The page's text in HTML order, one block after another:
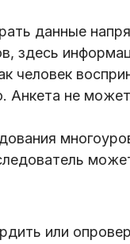
данные
здесь
человек
не
или